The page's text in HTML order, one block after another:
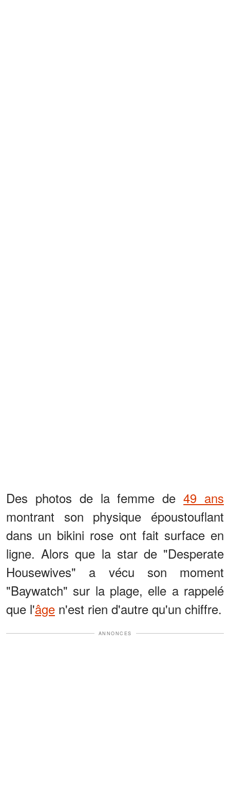
Des photos de la femme de49 ans
montrant son physique époustouflant
dans un bikini rose ont fait surface en
ligne. Alors que la star de "Desperate
Housewives" a vécu son moment
"Baywatch" sur la plage, elle a rappelé
que l'âge n'est rien d'autre qu'un chiffre.
ANNONCES